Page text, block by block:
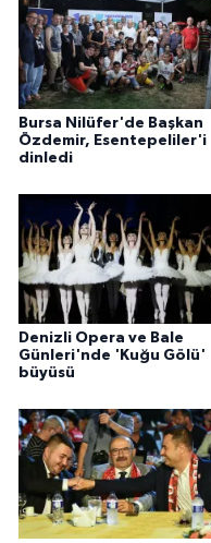
Bursa Nilüfer'de Başkan
Özdemir, Esentepeliler'i
dinledi
Denizli Opera ve Bale
Günleri'nde 'Kuğu Gölü'
büyüsü